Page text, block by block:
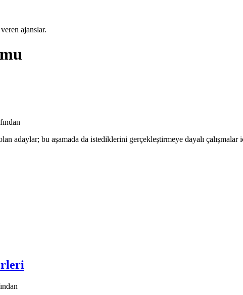
ajanslar.
adaylar; bu aşamada da istediklerini gerçekleştirmeye dayalı çalışmalar